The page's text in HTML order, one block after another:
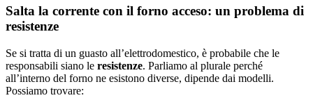
Salta la corrente con il forno acceso: un problema di
resistenze
Se si tratta di un guasto all’elettrodomestico, è probabile che le
responsabili siano le resistenze. Parliamo al plurale perché
all’interno del forno ne esistono diverse, dipende dai modelli.
Possiamo trovare: